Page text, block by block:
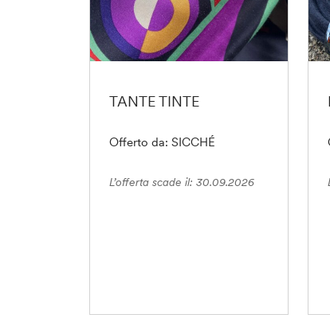
TANTE TINTE
Offerto da: SICCHÉ
L’offerta scade il: 30.09.2026